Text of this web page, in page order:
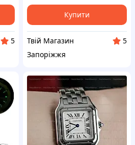
5
Купити
Твій Магазин
5
Запоріжжя